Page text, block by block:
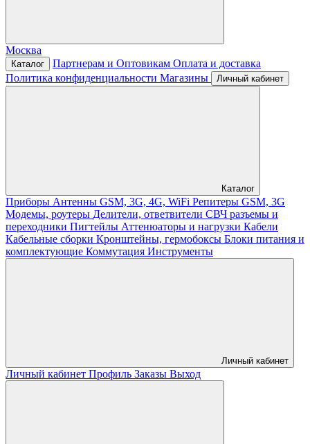
Москва
Каталог Партнерам и Оптовикам Оплата и доставка
Политика конфиденциальности Магазины Личный кабинет
Каталог
Приборы Антенны GSM, 3G, 4G, WiFi Репитеры GSM, 3G
Модемы, роутеры Делители, ответвители СВЧ разъемы и
переходники Пигтейлы Аттенюаторы и нагрузки Кабели
Кабельные сборки Кронштейны, гермобоксы Блоки питания и
комплектующие Коммутация Инструменты
Личный кабинет
Личный кабинет Профиль Заказы Выход